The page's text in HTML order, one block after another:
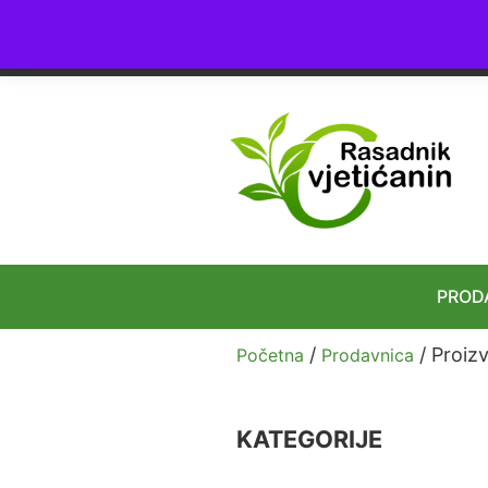
Početna / Prodavnica /
KATEGORIJE